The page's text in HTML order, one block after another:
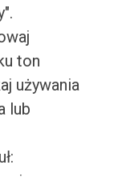
ton
używania
lub